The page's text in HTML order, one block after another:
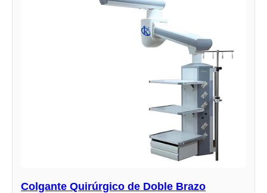
Colgante Quirúrgico de Doble Brazo